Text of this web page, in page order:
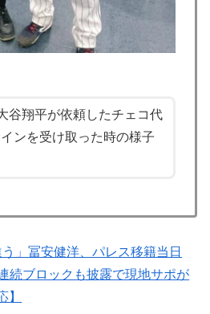
の仕方を学習しよう～
ケーキは無しだよ」娘のロウソク
歳、その日だけ皿が回ってこなか
ないんだなｗ」
信者、帰国後『本家』に失望する
ンチン協会、FIFA会長に断固たる
ないんだなｗ」
谷翔平が依頼したチェコ代
ンを受け取った時の様子
」冨安健洋、パレス移籍当日
続ブロックも披露で現地サポが
】